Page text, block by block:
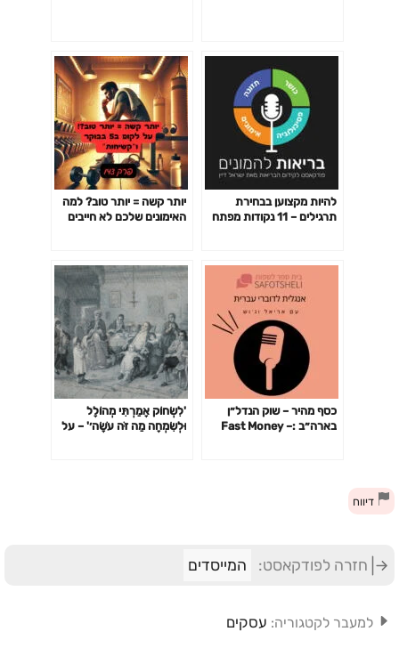
להיות מקצוען בבחירת
תרגילים – 11 נקודות מפתח
יותר קשה = יותר טוב? למה
האימונים שלכם לא חייבים
כסף מהיר – שוק הנדל״ן
בארה״ב :Fast Money –
'לִשְׂחוֹק אָמַרְתִּי מְהוֹלָל
וּלְשִׂמְחָה מַה זֹּה עֹשָׂה׳' – על
דיווח
חזרה לפודקאסט: המייסדים
למעבר לקטגוריה: עסקים